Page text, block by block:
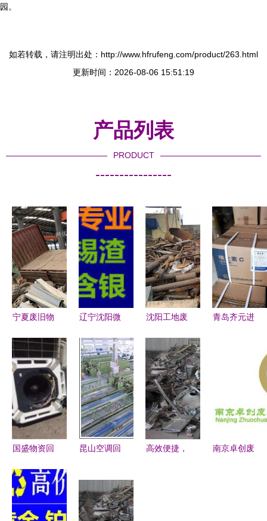
园。
如若转载，请注明出处：http://www.hfrufeng.com/product/263.html
更新时间：2026-08-06 15:51:19
产品列表
PRODUCT
----------------
宁夏废旧物
焦钢材与废
金属回收，
推动资源循
环利用
辽宁沈阳微
公司 专业
物资回收服
务与多元化
供应产品
沈阳工地废
与物资回收
全解析 书
本回收的额
外价值
青岛齐元进
色发展
国盛物资回
店空调回收
服务解析
昆山空调回
物资回收服
务全解析
高效便捷，
南京卓创废